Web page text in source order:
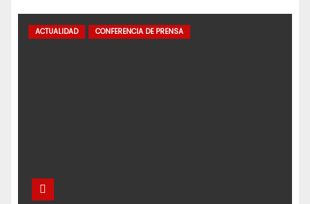
ACTUALIDAD CONFERENCIA DE PRENSA